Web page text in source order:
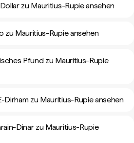
zu Mauritius-Rupie ansehen
zu Mauritius-Rupie ansehen
Pfund zu Mauritius-Rupie
Dirham zu Mauritius-Rupie ansehen
Dinar zu Mauritius-Rupie